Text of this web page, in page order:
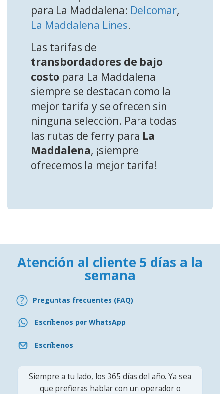
para La Maddalena: Delcomar,
La Maddalena Lines.
Las tarifas de
transbordadores de bajo
costo para La Maddalena
siempre se destacan como la
mejor tarifa y se ofrecen sin
ninguna selección. Para todas
las rutas de ferry para La
Maddalena, ¡siempre
ofrecemos la mejor tarifa!
Atención al cliente 5 días a la
semana
Preguntas frecuentes (FAQ)
Escríbenos por WhatsApp
Escríbenos
Siempre a tu lado, los 365 días del año. Ya sea
que prefieras hablar con un operador o